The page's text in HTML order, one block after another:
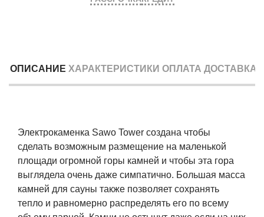
ОПИСАНИЕ ХАРАКТЕРИСТИКИ ОПЛАТА ДОСТАВКА
Электрокаменка Sawo Tower создана чтобы
сделать возможным размещение на маленькой
площади огромной горы камней и чтобы эта гора
выглядела очень даже симпатично. Большая масса
камней для сауны также позволяет сохранять
тепло и равномерно распределять его по всему